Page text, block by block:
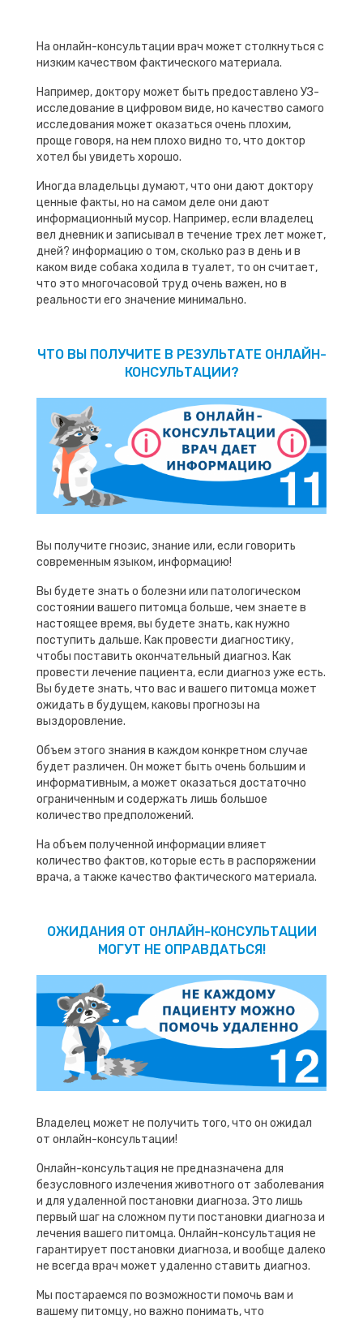
На онлайн-консультации врач может столкнуться с
низким качеством фактического материала.
Например, доктору может быть предоставлено УЗ-
исследование в цифровом виде, но качество самого
исследования может оказаться очень плохим,
проще говоря, на нем плохо видно то, что доктор
хотел бы увидеть хорошо.
Иногда владельцы думают, что они дают доктору
ценные факты, но на самом деле они дают
информационный мусор. Например, если владелец
вел дневник и записывал в течение трех лет может,
дней? информацию о том, сколько раз в день и в
каком виде собака ходила в туалет, то он считает,
что это многочасовой труд очень важен, но в
реальности его значение минимально.
ЧТО ВЫ ПОЛУЧИТЕ В РЕЗУЛЬТАТЕ ОНЛАЙН-
КОНСУЛЬТАЦИИ?
Вы получите гнозис, знание или, если говорить
современным языком, информацию!
Вы будете знать о болезни или патологическом
состоянии вашего питомца больше, чем знаете в
настоящее время, вы будете знать, как нужно
поступить дальше. Как провести диагностику,
чтобы поставить окончательный диагноз. Как
провести лечение пациента, если диагноз уже есть.
Вы будете знать, что вас и вашего питомца может
ожидать в будущем, каковы прогнозы на
выздоровление.
Объем этого знания в каждом конкретном случае
будет различен. Он может быть очень большим и
информативным, а может оказаться достаточно
ограниченным и содержать лишь большое
количество предположений.
На объем полученной информации влияет
количество фактов, которые есть в распоряжении
врача, а также качество фактического материала.
ОЖИДАНИЯ ОТ ОНЛАЙН-КОНСУЛЬТАЦИИ
МОГУТ НЕ ОПРАВДАТЬСЯ!
Владелец может не получить того, что он ожидал
от онлайн-консультации!
Онлайн-консультация не предназначена для
безусловного излечения животного от заболевания
и для удаленной постановки диагноза. Это лишь
первый шаг на сложном пути постановки диагноза и
лечения вашего питомца. Онлайн-консультация не
гарантирует постановки диагноза, и вообще далеко
не всегда врач может удаленно ставить диагноз.
Мы постараемся по возможности помочь вам и
вашему питомцу, но важно понимать, что